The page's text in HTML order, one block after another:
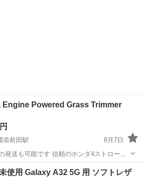
Engine Powered Grass Trimmer
添前田駅
8月7日
信頼のホンダ4ストローク
費性能と簡単な操作が特徴です。草刈り
、広い屋外エリアのメンテナンスに最適で
田駅
使用 Galaxy A32 5G 用 ソフトレザ